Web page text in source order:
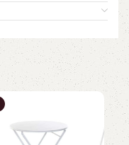
-